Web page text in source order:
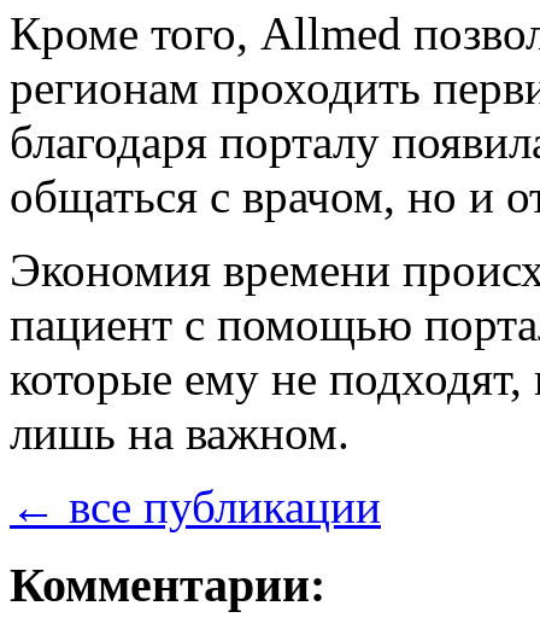
Кроме того, Allmed
регионам проходить
благодаря порталу
общаться с врачом, но и
Экономия времени
пациент с помощью
которые ему не
лишь на важном.
← все публикации
Комментарии: